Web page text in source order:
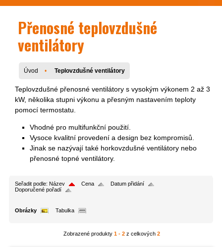
Přenosné teplovzdušné
ventilátory
Úvod Teplovzdušné ventilátory
Teplovzdušné přenosné ventilátory s vysokým výkonem 2 až 3
kW, několika stupni výkonu a přesným nastavením teploty
pomocí termostatu.
Vhodné pro multifunkční použití.
Vysoce kvalitní provedení a design bez kompromisů.
Jinak se nazývají také horkovzdušné ventilátory nebo
přenosné topné ventilátory.
Seřadit podle: Název Cena
Datum přidání
Doporučené pořadí
Obrázky Tabulka
Zobrazené produkty 1 - 2z celkových 2